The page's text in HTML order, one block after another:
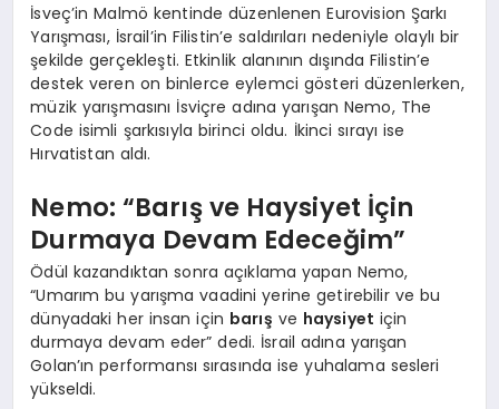
İsveç’in Malmö kentinde düzenlenen Eurovision Şarkı
Yarışması, İsrail’in Filistin’e saldırıları nedeniyle olaylı bir
şekilde gerçekleşti. Etkinlik alanının dışında Filistin’e
destek veren on binlerce eylemci gösteri düzenlerken,
müzik yarışmasını İsviçre adına yarışan Nemo, The
Code isimli şarkısıyla birinci oldu. İkinci sırayı ise
Hırvatistan aldı.
Nemo: “Barış ve Haysiyet İçin
Durmaya Devam Edeceğim”
Ödül kazandıktan sonra açıklama yapan Nemo,
“Umarım bu yarışma vaadini yerine getirebilir ve bu
dünyadaki her insan için barış ve haysiyet için
durmaya devam eder” dedi. İsrail adına yarışan
Golan’ın performansı sırasında ise yuhalama sesleri
yükseldi.